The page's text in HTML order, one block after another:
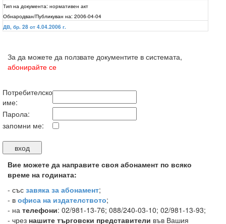
Тип на документа: нормативен акт
Обнародван/Публикуван на: 2006-04-04
ДВ, бр. 28 от 4.04.2006 г.
За да можете да ползвате документите в системата,
абонирайте се
Потребителско
име:
Парола:
запомни ме:
Вие можете да направите своя абонамент по всяко
време на годината:
- със завяка за абонамент;
- в офиса на издателството;
- на телефони: 02/981-13-76; 088/240-03-10; 02/981-13-93;
- чрез нашите търговски представители във Вашия